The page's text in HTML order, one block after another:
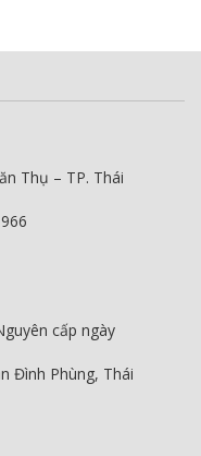
Thụ – TP. Thái
cấp ngày
Đình Phùng, Thái